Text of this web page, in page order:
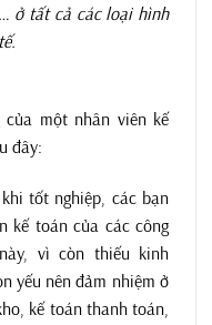
ở tất cả các loại hình
một nhân viên kế
đây:
tốt nghiệp, các bạn
kế toán của các công
vì còn thiếu kinh
yếu nên đảm nhiệm ở
kế toán thanh toán,